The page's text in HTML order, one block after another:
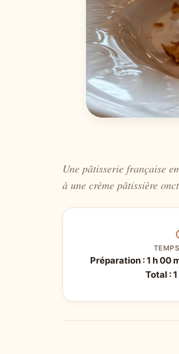
Une pâtisserie française
à une crème pâtissière
Préparation : 1 h 00
Total :